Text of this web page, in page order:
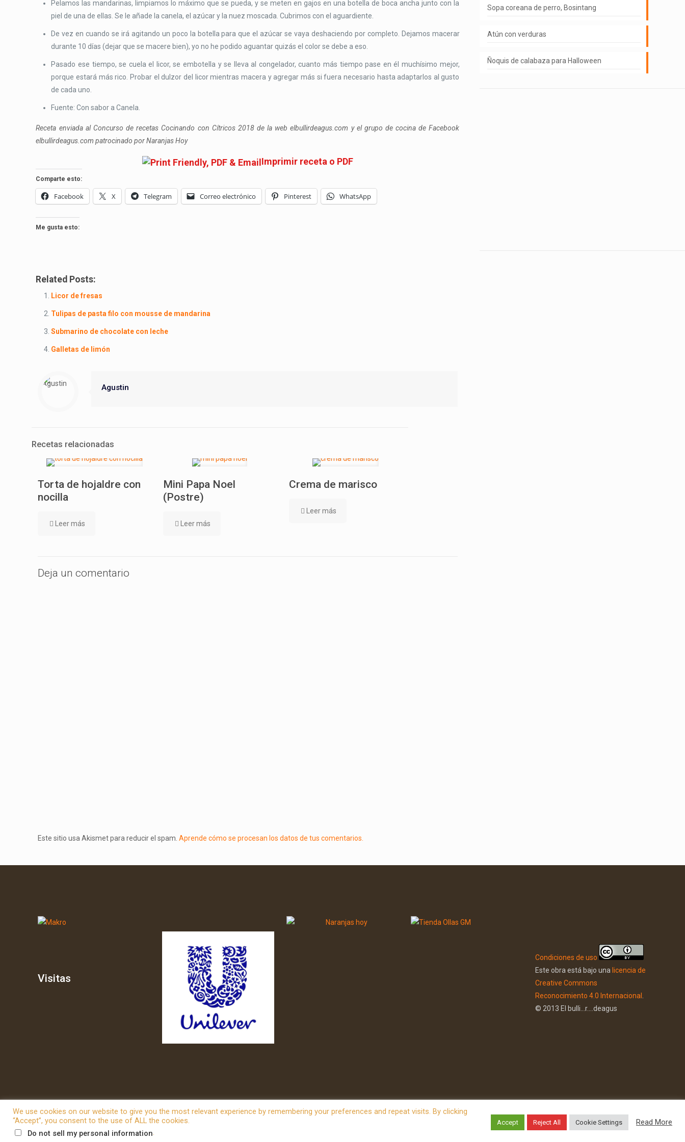
Pelamos las mandarinas, limpiamos lo máximo que se pueda, y se meten en gajos en una botella de boca ancha junto con la
piel de una de ellas. Se le añade la canela, el azúcar y la nuez moscada. Cubrimos con el aguardiente.
De vez en cuando se irá agitando un poco la botella para que el azúcar se vaya deshaciendo por completo. Dejamos macerar
durante 10 días (dejar que se macere bien), yo no he podido aguantar quizás el color se debe a eso.
Pasado ese tiempo, se cuela el licor, se embotella y se lleva al congelador, cuanto más tiempo pase en él muchísimo mejor,
porque estará más rico. Probar el dulzor del licor mientras macera y agregar más si fuera necesario hasta adaptarlos al gusto
de cada uno.
Fuente: Con sabor a Canela.
Receta enviada al Concurso de recetas Cocinando con Cítricos 2018 de la web elbullirdeagus.com y el grupo de cocina de Facebook
elbullirdeagus.com patrocinado por Naranjas Hoy
Imprimir receta o PDF
Comparte esto:
Facebook X Telegram Correo electrónico Pinterest WhatsApp
Me gusta esto:
Related Posts:
Licor de fresas
Tulipas de pasta filo con mousse de mandarina
Submarino de chocolate con leche
Galletas de limón
Agustin
Recetas relacionadas
Torta de hojaldre con
nocilla
Leer más
Mini Papa Noel
(Postre)
Leer más
Crema de marisco
Leer más
Deja un comentario
Este sitio usa Akismet para reducir el spam. Aprende cómo se procesan los datos de tus comentarios.
Sopa coreana de perro, Bosintang
Atún con verduras
Ñoquis de calabaza para Halloween
Visitas
Condiciones de uso
Este obra está bajo una licencia de
Creative Commons
Reconocimiento 4.0 Internacional
© 2013 El bulli...r....deagus
© 2026 Betheme byMuffin group | All Rights Reserved | Powered by
We use cookies on our website to give you the most relevant experience by remembering your preferences and repeat visits. By clicking
“Accept”, you consent to the use of ALL the cookies.
Do not sell my personal information.
Accept Reject All Cookie Settings Read More